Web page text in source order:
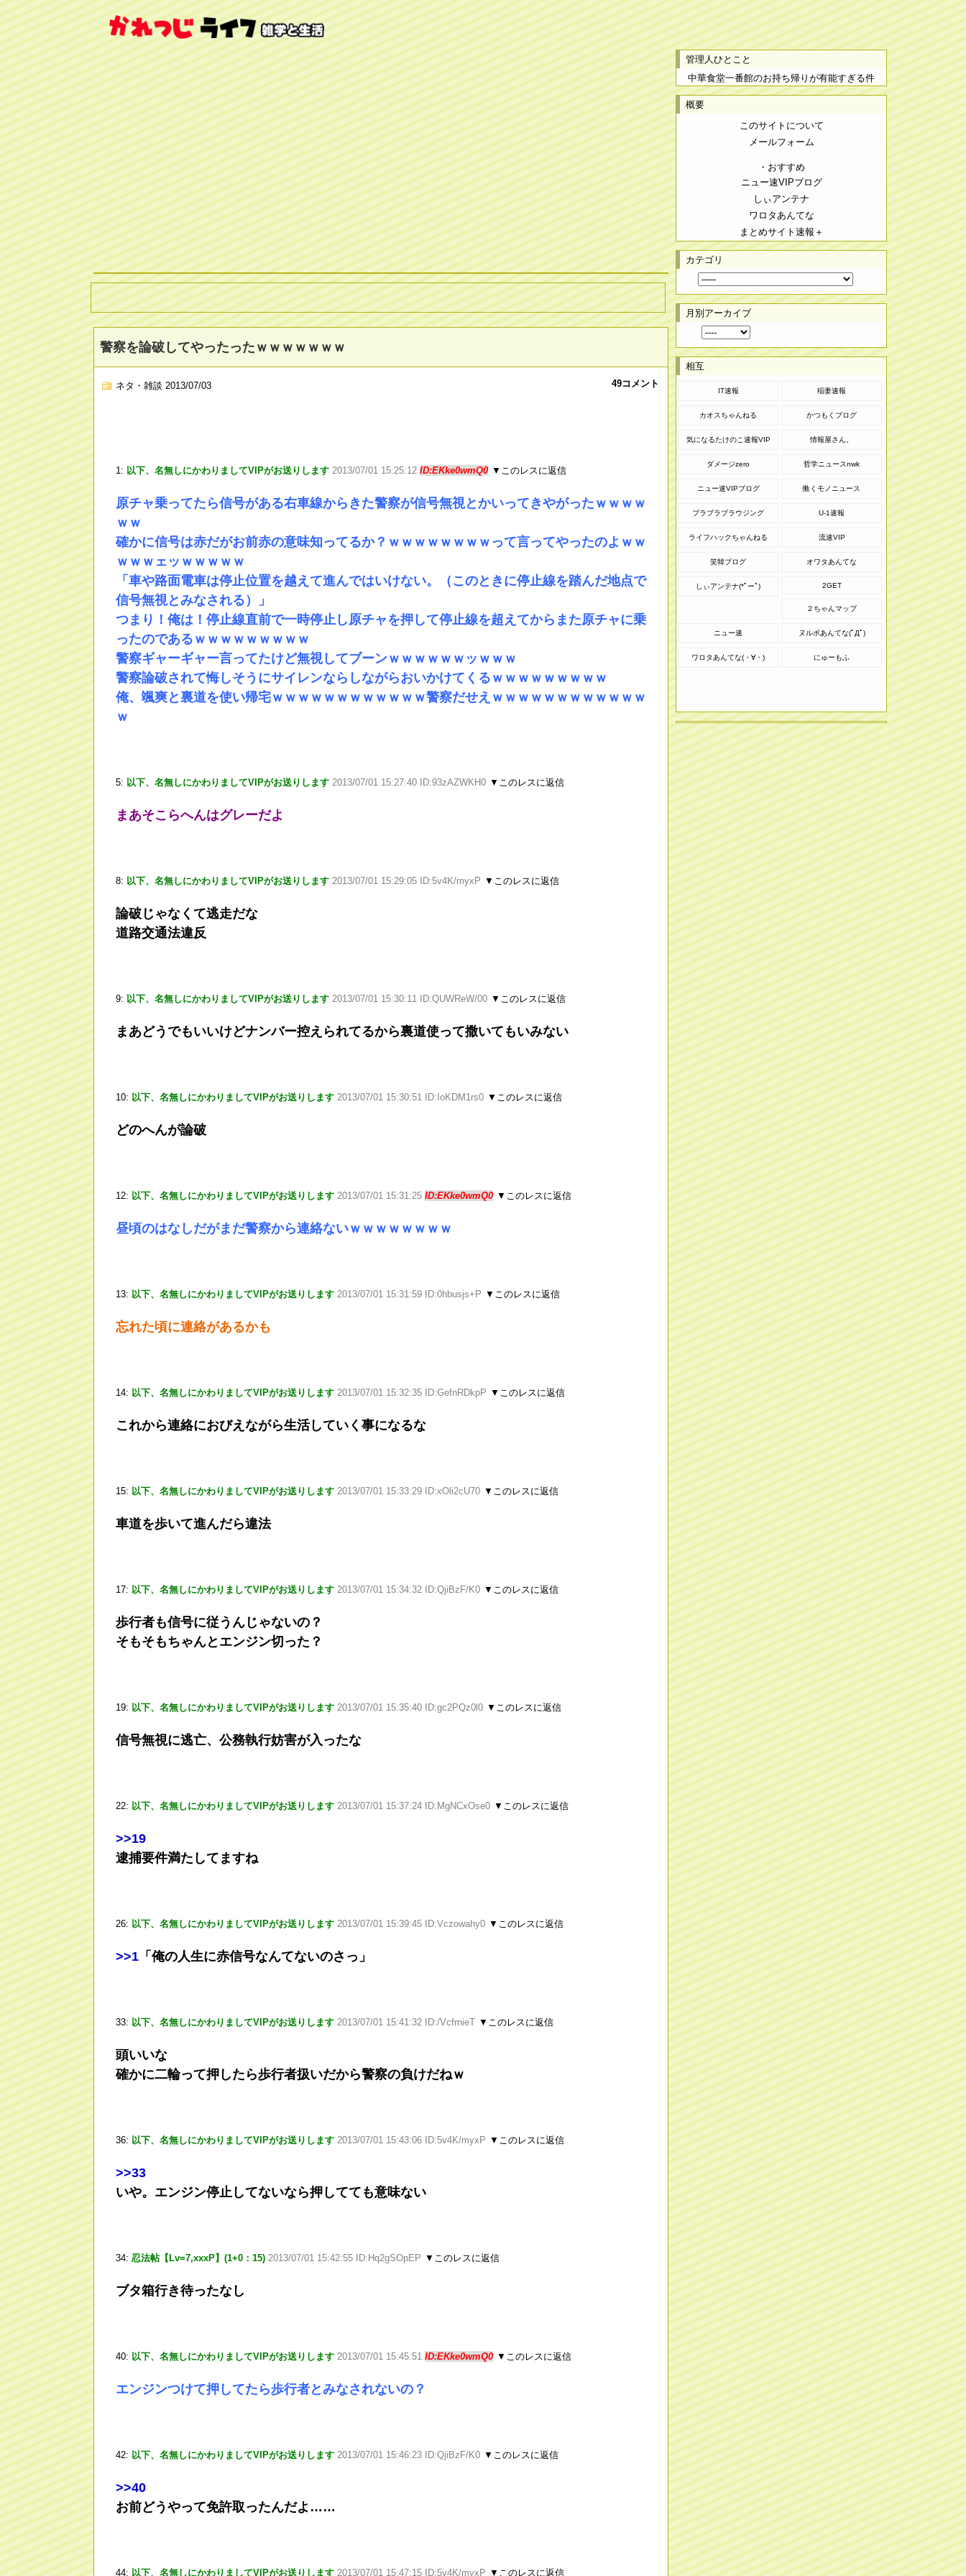
警察を論破してやったったｗｗｗｗｗｗｗ
ネタ・雑談 2013/07/03 49コメント
1: 以下、名無しにかわりましてVIPがお送りします 2013/07/01 15:25:12 ID:EKke0wmQ0 ▼このレスに返信
原チャ乗ってたら信号がある右車線からきた警察が信号無視とかいってきやがったｗｗｗｗ
ｗｗ
確かに信号は赤だがお前赤の意味知ってるか？ｗｗｗｗｗｗｗｗって言ってやったのよｗｗ
ｗｗｗェッｗｗｗｗｗ
「車や路面電車は停止位置を越えて進んではいけない。（このときに停止線を踏んだ地点で
信号無視とみなされる）」
つまり！俺は！停止線直前で一時停止し原チャを押して停止線を超えてからまた原チャに乗
ったのであるｗｗｗｗｗｗｗｗｗ
警察ギャーギャー言ってたけど無視してブーンｗｗｗｗｗｗッｗｗｗ
警察論破されて悔しそうにサイレンならしながらおいかけてくるｗｗｗｗｗｗｗｗｗ
俺、颯爽と裏道を使い帰宅ｗｗｗｗｗｗｗｗｗｗｗｗ警察だせえｗｗｗｗｗｗｗｗｗｗｗｗ
ｗ
5: 以下、名無しにかわりましてVIPがお送りします 2013/07/01 15:27:40 ID:93zAZWKH0 ▼このレスに返信
まあそこらへんはグレーだよ
8: 以下、名無しにかわりましてVIPがお送りします 2013/07/01 15:29:05 ID:5v4K/myxP ▼このレスに返信
論破じゃなくて逃走だな
道路交通法違反
9: 以下、名無しにかわりましてVIPがお送りします 2013/07/01 15:30:11 ID:QUWReW/00 ▼このレスに返信
まあどうでもいいけどナンバー控えられてるから裏道使って撒いてもいみない
10: 以下、名無しにかわりましてVIPがお送りします 2013/07/01 15:30:51 ID:IoKDM1rs0 ▼このレスに返信
どのへんが論破
12: 以下、名無しにかわりましてVIPがお送りします 2013/07/01 15:31:25 ID:EKke0wmQ0 ▼このレスに返信
昼頃のはなしだがまだ警察から連絡ないｗｗｗｗｗｗｗｗ
13: 以下、名無しにかわりましてVIPがお送りします 2013/07/01 15:31:59 ID:0hbusjs+P ▼このレスに返信
忘れた頃に連絡があるかも
14: 以下、名無しにかわりましてVIPがお送りします 2013/07/01 15:32:35 ID:GefnRDkpP ▼このレスに返信
これから連絡におびえながら生活していく事になるな
15: 以下、名無しにかわりましてVIPがお送りします 2013/07/01 15:33:29 ID:xOli2cU70 ▼このレスに返信
車道を歩いて進んだら違法
17: 以下、名無しにかわりましてVIPがお送りします 2013/07/01 15:34:32 ID:QjiBzF/K0 ▼このレスに返信
歩行者も信号に従うんじゃないの？
そもそもちゃんとエンジン切った？
19: 以下、名無しにかわりましてVIPがお送りします 2013/07/01 15:35:40 ID:gc2PQz0l0 ▼このレスに返信
信号無視に逃亡、公務執行妨害が入ったな
22: 以下、名無しにかわりましてVIPがお送りします 2013/07/01 15:37:24 ID:MgNCxOse0 ▼このレスに返信
>>19
逮捕要件満たしてますね
26: 以下、名無しにかわりましてVIPがお送りします 2013/07/01 15:39:45 ID:Vczowahy0 ▼このレスに返信
>>1 「俺の人生に赤信号なんてないのさっ」
33: 以下、名無しにかわりましてVIPがお送りします 2013/07/01 15:41:32 ID:/VcfrnieT ▼このレスに返信
頭いいな
確かに二輪って押したら歩行者扱いだから警察の負けだねｗ
36: 以下、名無しにかわりましてVIPがお送りします 2013/07/01 15:43:06 ID:5v4K/myxP ▼このレスに返信
>>33
いや。エンジン停止してないなら押してても意味ない
34: 忍法帖【Lv=7,xxxP】(1+0：15) 2013/07/01 15:42:55 ID:Hq2gSOpEP ▼このレスに返信
ブタ箱行き待ったなし
40: 以下、名無しにかわりましてVIPがお送りします 2013/07/01 15:45:51 ID:EKke0wmQ0 ▼このレスに返信
エンジンつけて押してたら歩行者とみなされないの？
42: 以下、名無しにかわりましてVIPがお送りします 2013/07/01 15:46:23 ID:QjiBzF/K0 ▼このレスに返信
>>40
お前どうやって免許取ったんだよ……
44: 以下、名無しにかわりましてVIPがお送りします 2013/07/01 15:47:15 ID:5v4K/myxP ▼このレスに返信
管理人ひとこと
中華食堂一番館のお持ち帰りが有能すぎる件
概要
このサイトについて
メールフォーム
・おすすめ
ニュー速VIPブログ
しぃアンテナ
ワロタあんてな
まとめサイト速報＋
カテゴリ
月別アーカイブ
相互
IT速報 稲妻速報
カオスちゃんねる かつもくブログ
気になるたけのこ速報VIP 情報屋さん。
ダメージzero 哲学ニュースnwk
ニュー速VIPブログ 働くモノニュース
ブラブラブラウジング U-1速報
ライフハックちゃんねる 流速VIP
笑韓ブログ オワタあんてな
しぃアンテナ(*ﾟーﾟ) 2GET
２ちゃんマップ
ニュー速 ヌルポあんてな(ﾟДﾟ)
ワロタあんてな(・∀・) にゅーもふ